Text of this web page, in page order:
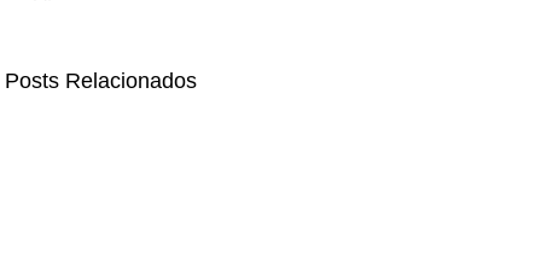
Posts Relacionados